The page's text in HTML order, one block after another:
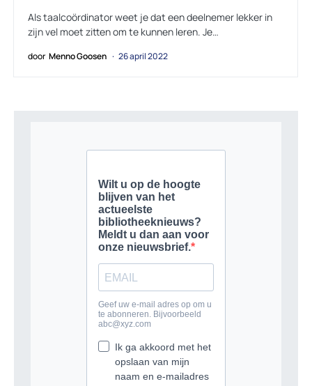
Als taalcoördinator weet je dat een deelnemer lekker in
zijn vel moet zitten om te kunnen leren. Je…
door Menno Goosen 26 april 2022